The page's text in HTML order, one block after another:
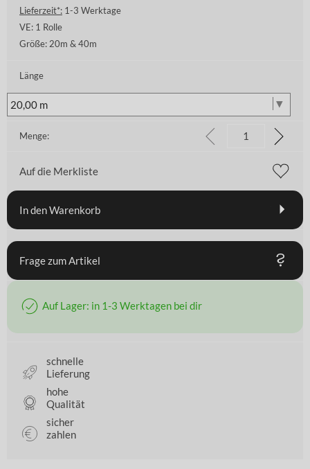
Lieferzeit*: 1-3 Werktage
VE: 1 Rolle
Größe: 20m & 40m
Länge
Menge:
Auf die Merkliste
In den Warenkorb
Frage zum Artikel
Auf Lager: in 1-3 Werktagen bei dir
schnelle
Lieferung
hohe
Qualität
sicher
zahlen